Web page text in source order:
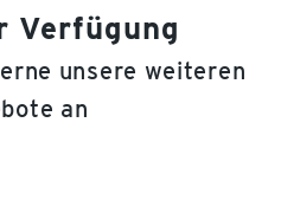
Verfügung
unsere weiteren
an